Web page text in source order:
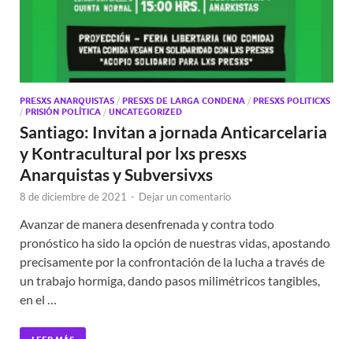
PRESXS ANARQUISTAS / PRESXS DE LARGA CONDENA / PRESXS POLITICXS
/ PRISIÓN POLÍTICA / UNCATEGORIZED
Santiago: Invitan a jornada Anticarcelaria
y Kontracultural por lxs presxs
Anarquistas y Subversivxs
8 de diciembre de 2021 - Dejar un comentario
Avanzar de manera desenfrenada y contra todo
pronóstico ha sido la opción de nuestras vidas, apostando
precisamente por la confrontación de la lucha a través de
un trabajo hormiga, dando pasos milimétricos tangibles,
en el …